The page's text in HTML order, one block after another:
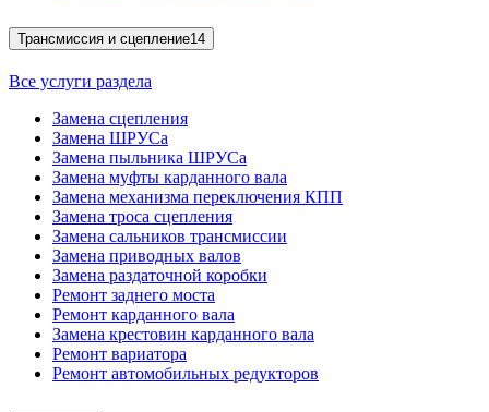
Трансмиссия и сцепление14
Все услуги раздела
Замена сцепления
Замена ШРУСа
Замена пыльника ШРУСа
Замена муфты карданного вала
Замена механизма переключения КПП
Замена троса сцепления
Замена сальников трансмиссии
Замена приводных валов
Замена раздаточной коробки
Ремонт заднего моста
Ремонт карданного вала
Замена крестовин карданного вала
Ремонт вариатора
Ремонт автомобильных редукторов